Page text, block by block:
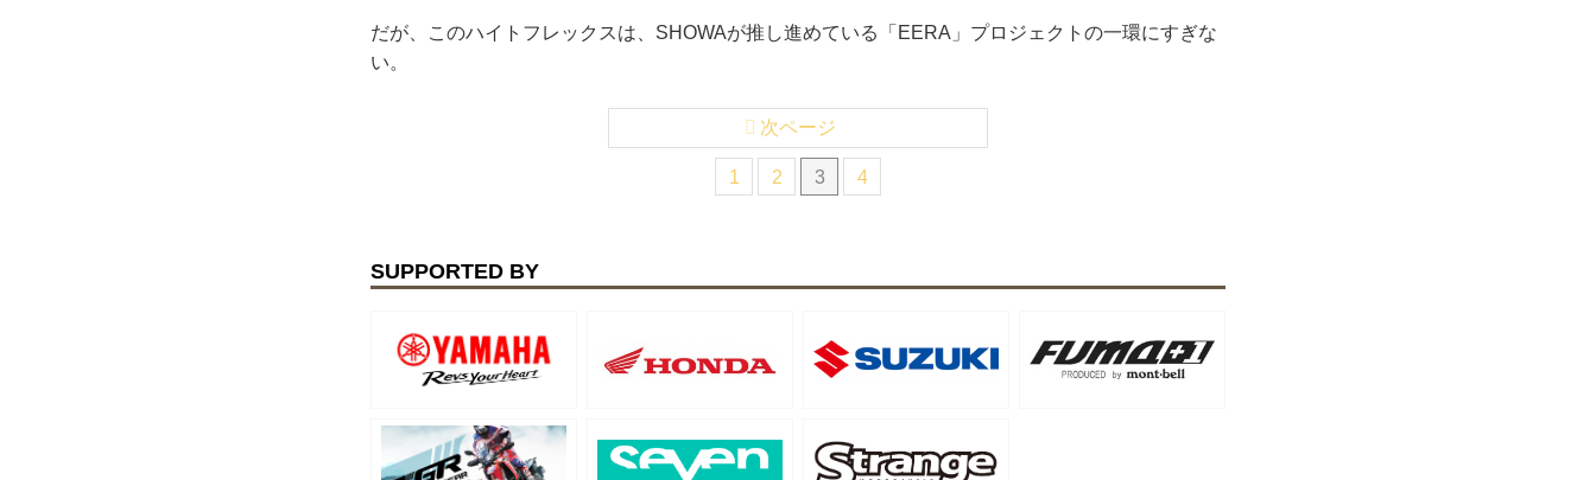
だが、このハイトフレックスは、SHOWAが推し進めている「EERA」プロジェクトの一環にすぎな
い。
1 2 3 4
次ページ
SUPPORTED BY